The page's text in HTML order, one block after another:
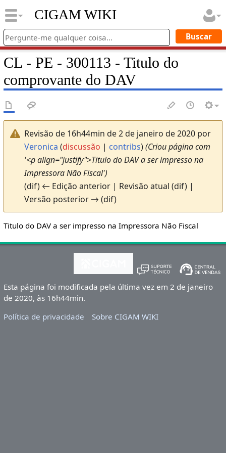
CIGAM WIKI
CL - PE - 300113 - Titulo do
comprovante do DAV
Revisão de 16h44min de 2 de janeiro de 2020 por
Veronica (discussão | contribs)(Criou página com
'<p align="justify">Titulo do DAV a ser impresso na
Impressora Não Fiscal')
(dif) ← Edição anterior | Revisão atual (dif) |
Versão posterior → (dif)
Titulo do DAV a ser impresso na Impressora Não Fiscal
Esta página foi modificada pela última vez em 2 de janeiro
de 2020, às 16h44min.
Política de privacidade
Sobre CIGAM WIKI